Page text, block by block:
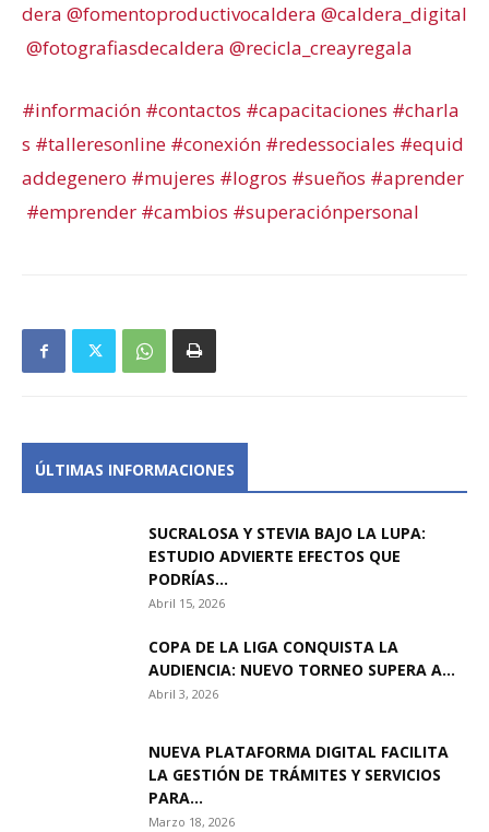
dera @fomentoproductivocaldera @caldera_digital
@fotografiasdecaldera @recicla_creayregala
#información #contactos #capacitaciones #charla
s #talleresonline #conexión #redessociales #equid
addegenero #mujeres #logros #sueños #aprender
#emprender #cambios #superaciónpersonal
ÚLTIMAS INFORMACIONES
SUCRALOSA Y STEVIA BAJO LA LUPA:
ESTUDIO ADVIERTE EFECTOS QUE
PODRÍAS...
Abril 15, 2026
COPA DE LA LIGA CONQUISTA LA
AUDIENCIA: NUEVO TORNEO SUPERA A...
Abril 3, 2026
NUEVA PLATAFORMA DIGITAL FACILITA
LA GESTIÓN DE TRÁMITES Y SERVICIOS
PARA...
Marzo 18, 2026